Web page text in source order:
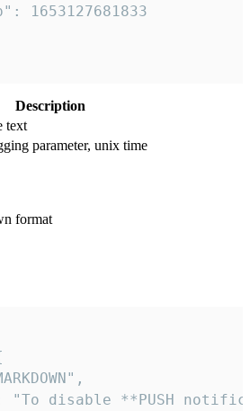
1653127681833
Description
text
parameter, unix time
format
"To disable **PUSH